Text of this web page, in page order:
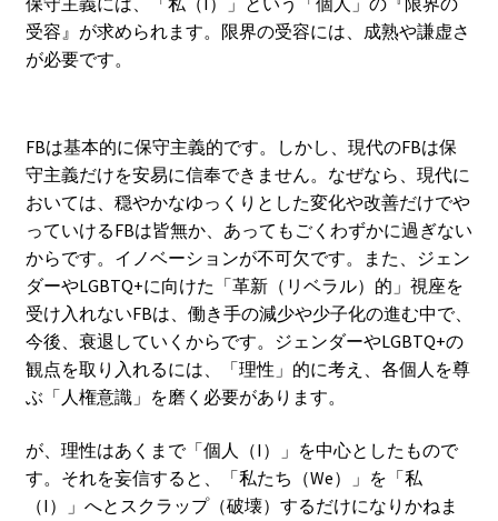
受容』が求められます。限界の受容には、成熟や謙虚さ
が必要です。
FBは基本的に保守主義的です。しかし、現代のFBは保
守主義だけを安易に信奉できません。なぜなら、現代に
おいては、穏やかなゆっくりとした変化や改善だけでや
っていけるFBは皆無か、あってもごくわずかに過ぎない
からです。イノベーションが不可欠です。また、ジェン
ダーやLGBTQ+に向けた「革新（リベラル）的」視座を
受け入れないFBは、働き手の減少や少子化の進む中で、
今後、衰退していくからです。ジェンダーやLGBTQ+の
観点を取り入れるには、「理性」的に考え、各個人を尊
ぶ「人権意識」を磨く必要があります。
が、理性はあくまで「個人（I）」を中心としたもので
す。それを妄信すると、「私たち（We）」を「私
（I）」へとスクラップ（破壊）するだけになりかねま